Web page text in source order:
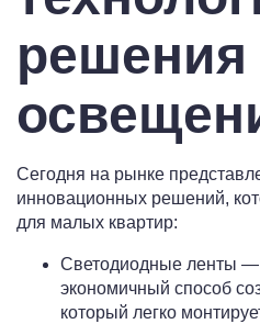
решения
Сегодня на рынке
инновационных решений,
для малых квартир:
Светодиодные ленты —
экономичный способ
который легко